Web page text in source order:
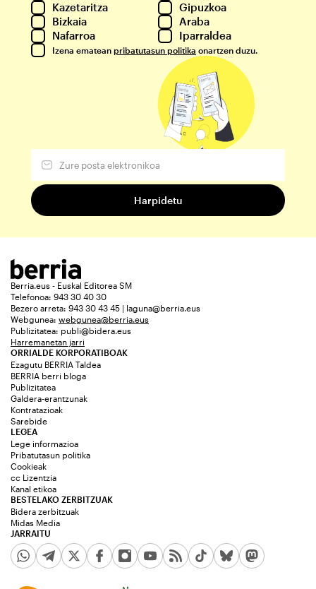
Kazetaritza
Gipuzkoa
Bizkaia
Araba
Nafarroa
Iparraldea
Izena ematean pribatutasun politika onartzen duzu.
Berria.eus - Euskal Editorea SM
Telefonoa: 943 30 40 30
Bezero arreta: 943 30 43 45 | laguna@berria.eus
Webgunea: webgunea@berria.eus
Publizitatea: publi@bidera.eus
Harremanetan jarri
ORRIALDE KORPORATIBOAK
Ezagutu BERRIA Taldea
BERRIA berri bloga
Publizitatea
Galdera-erantzunak
Kontratazioak
Sarebide
JARRAITU
LEGEA
Lege informazioa
Pribatutasun politika
Cookieak
cc Lizentzia
Kanal etikoa
BESTELAKO ZERBITZUAK
Bidera zerbitzuak
Midas Media